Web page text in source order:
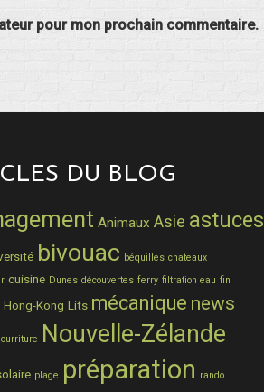
pour mon prochain commentaire.
DU BLOG
Animaux Asie astuces
bivouac béquilles chateaux
cuisine Dunes découvertes ferry filtration eau fin
Hong-Kong Lits mécanique news
Nouvelle-Zélande
plage préparation rando